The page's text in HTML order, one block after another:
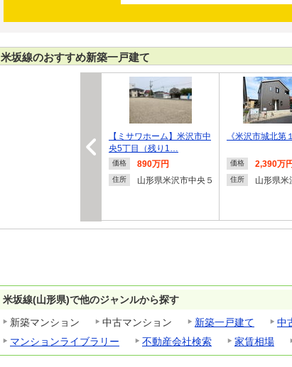
米坂線のおすすめ新築一戸建て
【ミサワホーム】米沢市中
央5丁目（残り1…
価格 890万円
住所 山形県米沢市中央５
《米沢市城北第
価格 2,390万
住所 山形県米
米坂線(山形県)で他のジャンルから探す
新築マンション
中古マンション 新築一戸建て 中
マンションライブラリー
不動産会社検索 家賃相場